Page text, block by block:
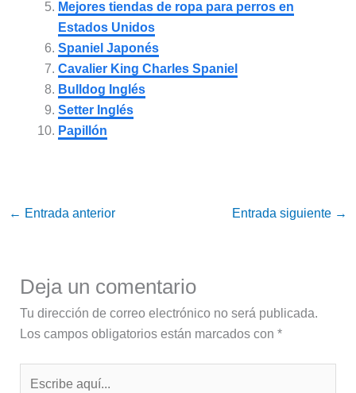
Mejores tiendas de ropa para perros en
Estados Unidos
Spaniel Japonés
Cavalier King Charles Spaniel
Bulldog Inglés
Setter Inglés
Papillón
← Entrada anterior Entrada siguiente →
Deja un comentario
Tu dirección de correo electrónico no será publicada.
Los campos obligatorios están marcados con *